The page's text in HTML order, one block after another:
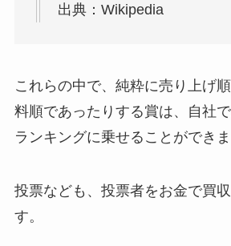
出典：Wikipedia
これらの中で、純粋に売り上げ
料順であったりする賞は、自社
ランキングに乗せることができま
投票なども、投票者をお金で買
す。